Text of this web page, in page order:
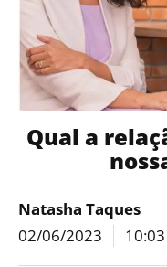
Qual a
Natasha Taques
02/06/2023
10:03